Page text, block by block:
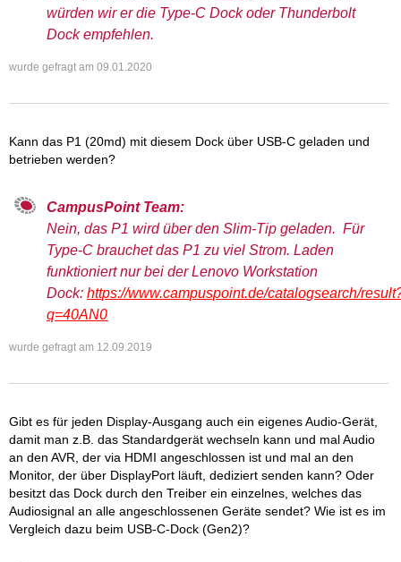
würden wir er die Type-C Dock oder Thunderbolt
Dock empfehlen.
wurde gefragt am 09.01.2020
Kann das P1 (20md) mit diesem Dock über USB-C geladen und
betrieben werden?
CampusPoint Team:
Nein, das P1 wird über den Slim-Tip geladen. Für
Type-C brauchet das P1 zu viel Strom. Laden
funktioniert nur bei der Lenovo Workstation
Dock:https://www.campuspoint.de/catalogsearch/
q=40AN0
wurde gefragt am 12.09.2019
Gibt es für jeden Display-Ausgang auch ein eigenes Audio-Gerät,
damit man z.B. das Standardgerät wechseln kann und mal Audio
an den AVR, der via HDMI angeschlossen ist und mal an den
Monitor, der über DisplayPort läuft, dediziert senden kann? Oder
besitzt das Dock durch den Treiber ein einzelnes, welches das
Audiosignal an alle angeschlossenen Geräte sendet? Wie ist es im
Vergleich dazu beim USB-C-Dock (Gen2)?